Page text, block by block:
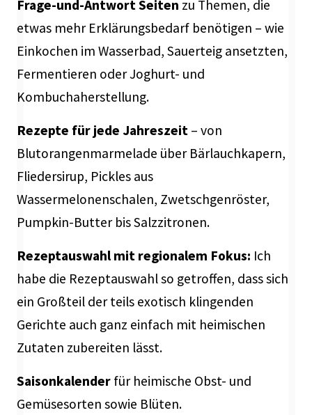
Frage-und-Antwort Seiten zu Themen, die
etwas mehr Erklärungsbedarf benötigen – wie
Einkochen im Wasserbad, Sauerteig ansetzten,
Fermentieren oder Joghurt- und
Kombuchaherstellung.
Rezepte für jede Jahreszeit – von
Blutorangenmarmelade über Bärlauchkapern,
Fliedersirup, Pickles aus
Wassermelonenschalen, Zwetschgenröster,
Pumpkin-Butter bis Salzzitronen.
Rezeptauswahl mit regionalem Fokus: Ich
habe die Rezeptauswahl so getroffen, dass sich
ein Großteil der teils exotisch klingenden
Gerichte auch ganz einfach mit heimischen
Zutaten zubereiten lässt.
Saisonkalender für heimische Obst- und
Gemüsesorten sowie Blüten.